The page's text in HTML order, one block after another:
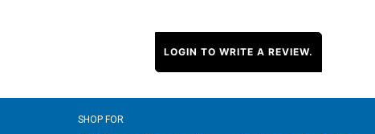
LOGIN TO WRITE A REVIEW.
SHOP FOR